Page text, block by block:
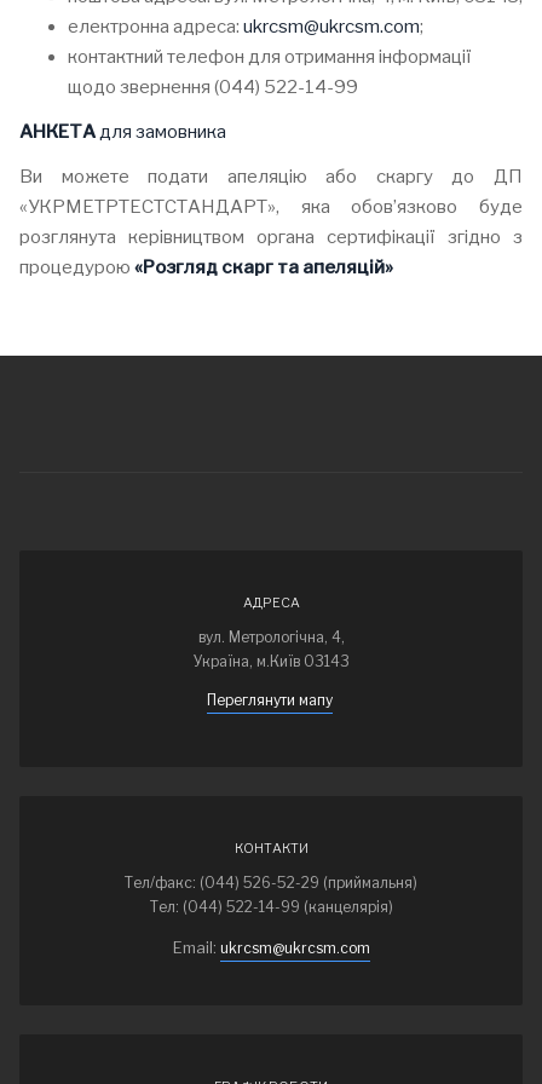
електронна адреса: ukrcsm@ukrcsm.com;
контактний телефон для отримання інформації
щодо звернення (044) 522-14-99
АНКЕТАдля замовника
Ви можете подати апеляцію або скаргу до ДП
«УКРМЕТРТЕСТСТАНДАРТ», яка обов’язково буде
розглянута керівництвом органа сертифікації згідно з
процедурою «Розгляд скарг та апеляцій»
АДРЕСА
вул. Метрологічна, 4,
Україна, м.Київ 03143
Переглянути мапу
КОНТАКТИ
Тел/факс: (044) 526-52-29 (приймальня)
Тел: (044) 522-14-99 (канцелярія)
Email: ukrcsm@ukrcsm.com